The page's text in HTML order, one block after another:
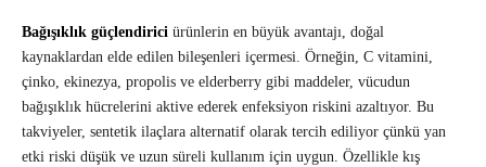
Bağışıklık güçlendirici ürünlerin en büyük avantajı, doğal
kaynaklardan elde edilen bileşenleri içermesi. Örneğin, C vitamini,
çinko, ekinezya, propolis ve elderberry gibi maddeler, vücudun
bağışıklık hücrelerini aktive ederek enfeksiyon riskini azaltıyor. Bu
takviyeler, sentetik ilaçlara alternatif olarak tercih ediliyor çünkü yan
etki riski düşük ve uzun süreli kullanım için uygun. Özellikle kış